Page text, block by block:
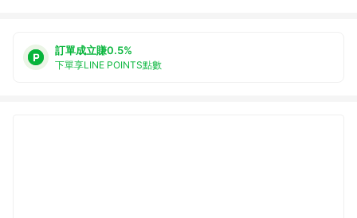
訂單成立賺0.5%
下單享LINE POINTS點數